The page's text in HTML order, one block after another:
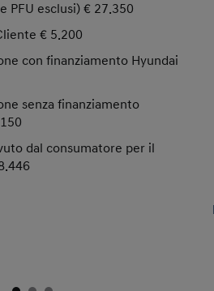
PFU esclusi) € 27.350
€ 5.200
con finanziamento Hyundai
senza finanziamento
dal consumatore per il